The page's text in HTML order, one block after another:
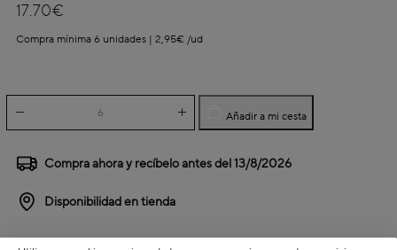
17.70€
Compra mínima 6 unidades | 2,95€ /ud
Añadir a mi cesta
Compra ahora y recíbelo antes del13/8/2026
Disponibilidad en tienda
Detalles del producto